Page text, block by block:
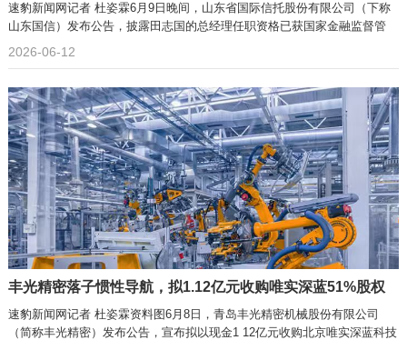
速豹新闻网记者 杜姿霖6月9日晚间，山东省国际信托股份有限公司（下称
山东国信）发布公告，披露田志国的总经理任职资格已获国家金融监督管
2026-06-12
丰光精密落子惯性导航，拟1.12亿元收购唯实深蓝51%股权
速豹新闻网记者 杜姿霖资料图6月8日，青岛丰光精密机械股份有限公司
（简称丰光精密）发布公告，宣布拟以现金1 12亿元收购北京唯实深蓝科技